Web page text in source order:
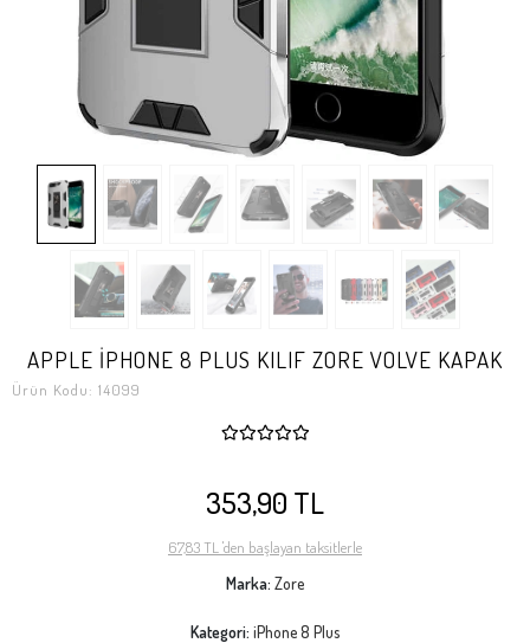
APPLE İPHONE 8 PLUS KILIF ZORE VOLVE KAPAK
Ürün Kodu: 14099
353,90 TL
67,83 TL 'den başlayan taksitlerle
Marka: Zore
Kategori: iPhone 8 Plus